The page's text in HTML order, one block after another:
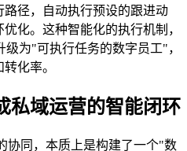
径，自动执行预设的跟进动
化。这种智能化的执行机制，
为"可执行任务的数字员工"，
化率。
私域运营的智能闭环
协同，本质上是构建了一个"数